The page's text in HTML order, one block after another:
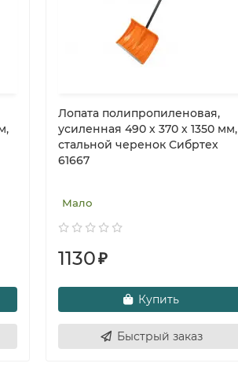
Лопата полипропиленовая,
усиленная 490 х 370 х 1350 мм,
стальной черенок Сибртех
61667
Мало
1130₽
Купить
Быстрый заказ